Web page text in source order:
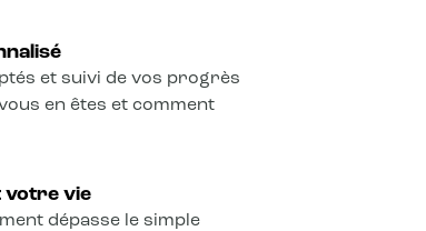
et suivi de vos progrès
en êtes et comment
votre vie
dépasse le simple